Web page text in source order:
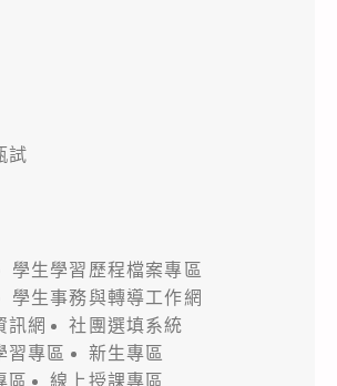
試
學生學習歷程檔案專區
學生事務與轉導工作網
訊網
社團選填系統
習專區
新生專區
區
線上授課專區